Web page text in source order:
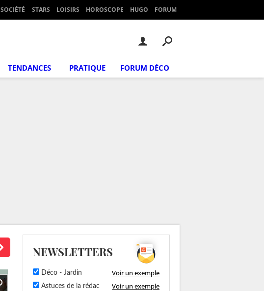
SOCIÉTÉ STARS LOISIRS HOROSCOPE HUGO FORUM
TENDANCES PRATIQUE FORUM DÉCO
NEWSLETTERS
Déco - Jardin Voir un exemple
Astuces de la rédac Voir un exemple